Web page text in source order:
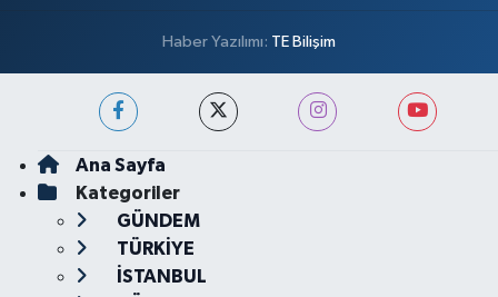
Haber Yazılımı: TE Bilişim
Ana Sayfa
Kategoriler
GÜNDEM
TÜRKİYE
İSTANBUL